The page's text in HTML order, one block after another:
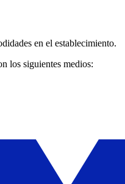
en el establecimiento.
los siguientes medios: